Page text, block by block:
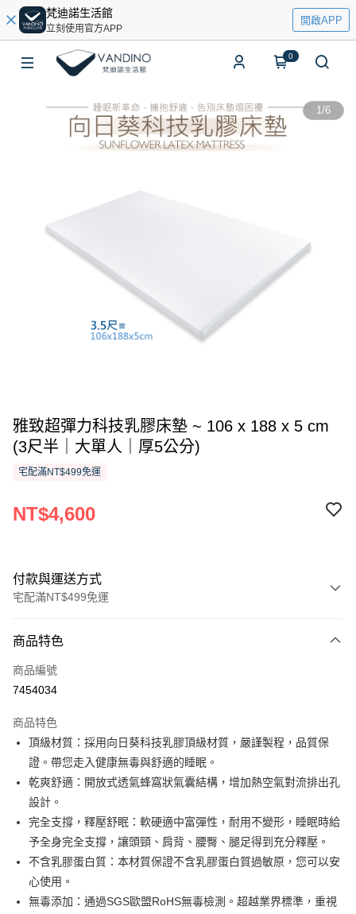
梵迪諾生活館
立刻使用官方APP
開啟APP
0
1/6
雅致超彈力科技乳膠床墊 ~ 106 x 188 x 5 cm
(3尺半｜大單人｜厚5公分)
宅配滿NT$499免運
NT$4,600
付款與運送方式
宅配滿NT$499免運
信用卡一次付款
信用卡分期付款
合作金庫商業銀行
華南商業銀行
彰化商業銀行
上海商業儲蓄銀行
台北富邦商業銀行
國泰世華商業銀行
兆豐國際商業銀行
臺灣中小企業銀行
匯豐（台灣）商業銀行
華泰商業銀行
聯邦商業銀行
遠東國際商業銀行
元大商業銀行
永豐商業銀行
玉山商業銀行
星展（台灣）商業銀行
台新國際商業銀行
台灣樂天信用卡公司
6 期 0 利率 每期
華南商業銀行
彰化商業銀行
上海商業儲蓄銀行
台北富邦商業銀行
國泰世華商業銀行
臺灣中小企業銀行
台中商業銀行
匯豐（台灣）商業銀行
華泰商業銀行
聯邦商業銀行
遠東國際商業銀行
元大商業銀行
永豐商業銀行
玉山商業銀行
台新國際商業銀行
中國信託商業銀行
LINE Pay
Apple Pay
街口支付
悠遊付
Google Pay
全盈+PAY
商品特色
商品編號
7454034
商品特色
頂級材質：採用向日葵科技乳膠頂級材質，嚴謹製程，品質保
證。帶您走入健康無毒與舒適的睡眠。
乾爽舒適：開放式透氣蜂窩狀氣囊結構，增加熱空氣對流排出孔
設計。
完全支撐，釋壓舒眠：軟硬適中富彈性，耐用不變形，睡眠時給
予全身完全支撐，讓頭頸、肩背、腰臀、腿足得到充分釋壓。
不含乳膠蛋白質：本材質保證不含乳膠蛋白質過敏原，您可以安
心使用。
無毒添加：通過SGS歐盟RoHS無毒檢測。超越業界標準，重視